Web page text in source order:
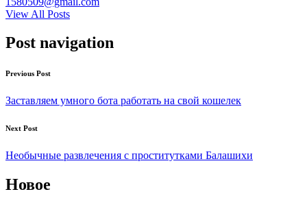
View All Posts
Post navigation
Previous Post
Заставляем умного бота работать на свой кошелек
Next Post
Необычные развлечения с проститутками Балашихи
Новое